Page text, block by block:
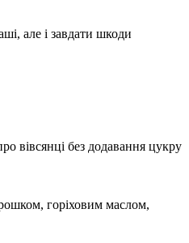
але і завдати шкоди
вівсянці без додавання цукру
горіховим маслом,